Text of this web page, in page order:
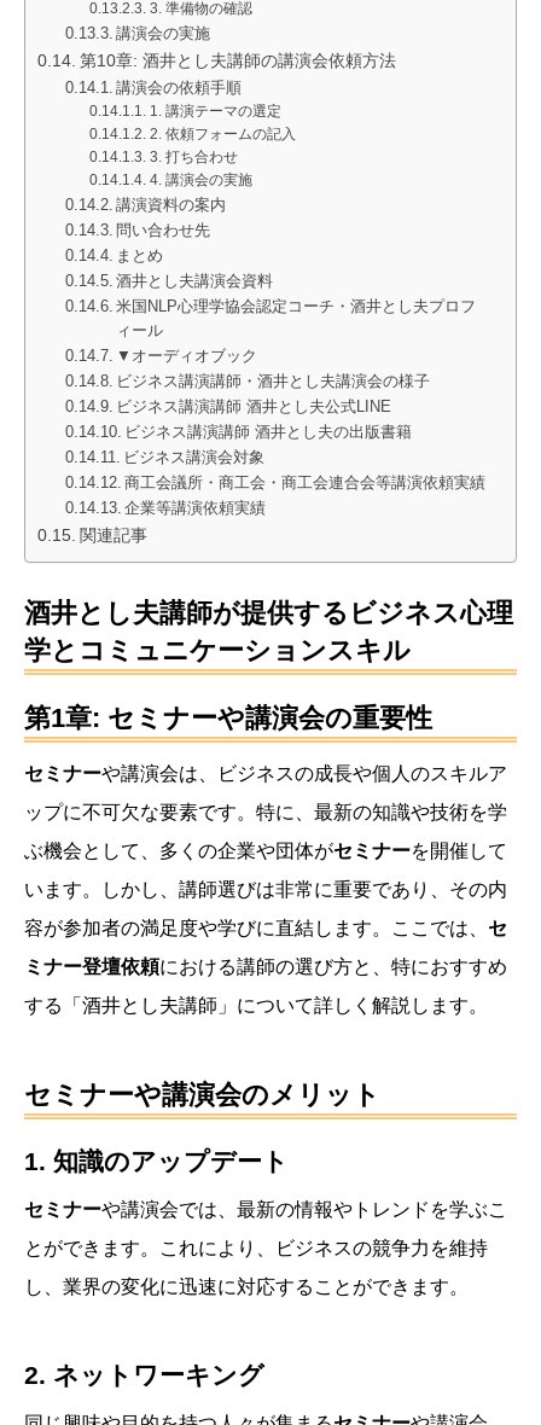
3. 準備物の確認
講演会の実施
第10章: 酒井とし夫講師の講演会依頼方法
講演会の依頼手順
1. 講演テーマの選定
2. 依頼フォームの記入
3. 打ち合わせ
4. 講演会の実施
講演資料の案内
問い合わせ先
まとめ
酒井とし夫講演会資料
米国NLP心理学協会認定コーチ・酒井とし夫プロフ
ィール
▼オーディオブック
ビジネス講演講師・酒井とし夫講演会の様子
ビジネス講演講師 酒井とし夫公式LINE
ビジネス講演講師 酒井とし夫の出版書籍
ビジネス講演会対象
商工会議所・商工会・商工会連合会等講演依頼実績
企業等講演依頼実績
関連記事
酒井とし夫講師が提供するビジネス心理
学とコミュニケーションスキル
第1章: セミナーや講演会の重要性
セミナーや講演会は、ビジネスの成長や個人のスキルア
ップに不可欠な要素です。特に、最新の知識や技術を学
ぶ機会として、多くの企業や団体がセミナーを開催して
います。しかし、講師選びは非常に重要であり、その内
容が参加者の満足度や学びに直結します。ここでは、 セ
ミナー登壇依頼における講師の選び方と、特におすすめ
する「酒井とし夫講師」について詳しく解説します。
セミナーや講演会のメリット
1. 知識のアップデート
セミナーや講演会では、最新の情報やトレンドを学ぶこ
とができます。これにより、ビジネスの競争力を維持
し、業界の変化に迅速に対応することができます。
2. ネットワーキング